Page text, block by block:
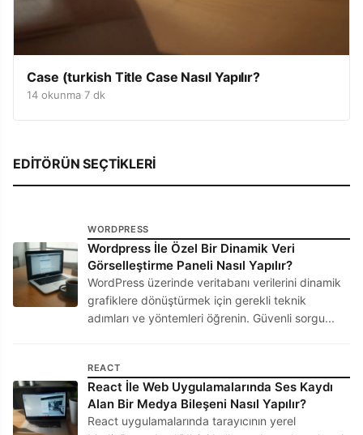
Case (turkish Title Case Nasıl Yapılır?
14 okunma 7 dk
EDITÖRÜN SEÇTIKLERI
WORDPRESS
Wordpress İle Özel Bir Dinamik Veri
Görselleştirme Paneli Nasıl Yapılır?
WordPress üzerinde veritabanı verilerini dinamik
grafiklere dönüştürmek için gerekli teknik
adımları ve yöntemleri öğrenin. Güvenli sorgu...
REACT
React İle Web Uygulamalarında Ses Kaydı
Alan Bir Medya Bileşeni Nasıl Yapılır?
React uygulamalarında tarayıcının yerel